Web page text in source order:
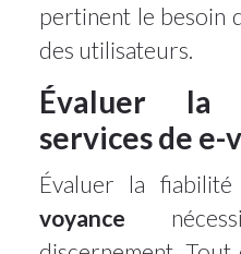
pertinent le besoin
des utilisateurs.
Évaluer la
services de e-
Évaluer la
voyance